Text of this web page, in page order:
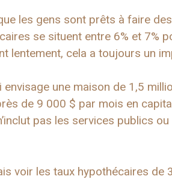
les gens sont prêts à faire
se situent entre 6% et 7%
lentement, cela a toujours un
une maison de 1,5
de 9 000 $ par mois en
pas les services publics
voir les taux hypothécaires de